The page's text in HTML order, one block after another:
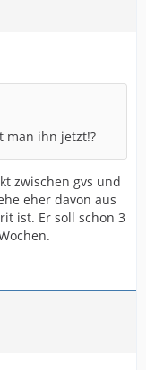
man ihn jetzt!?
zwischen gvs und
eher davon aus
ist. Er soll schon 3